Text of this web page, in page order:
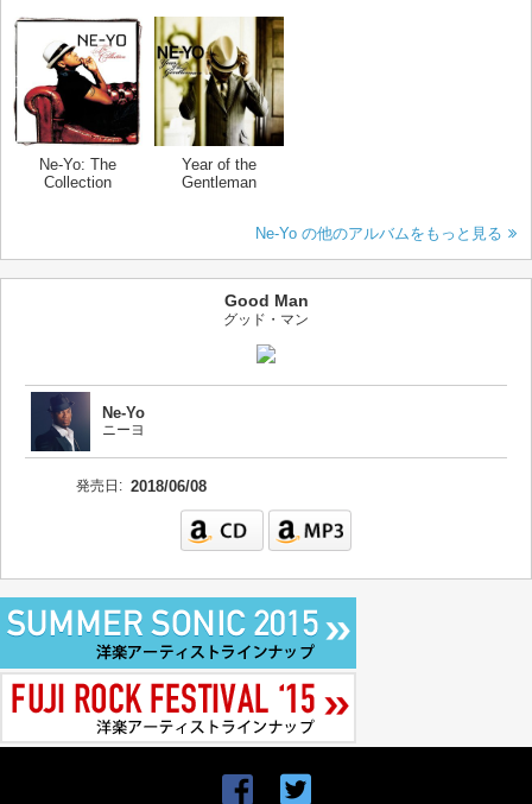
Ne-Yo: The
Collection
Year of the
Gentleman
Ne-Yo の他のアルバムをもっと見る
Good Man
グッド・マン
Ne-Yo
ニーヨ
発売日: 2018/06/08